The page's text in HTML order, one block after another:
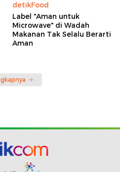
detikFood
Label "Aman untuk
Microwave" di Wadah
Makanan Tak Selalu Berarti
Aman